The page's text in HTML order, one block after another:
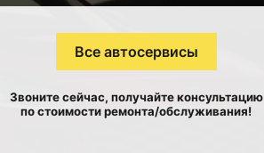
Все автосервисы
Звоните сейчас, получайте консультацию
по стоимости ремонта/обслуживания!